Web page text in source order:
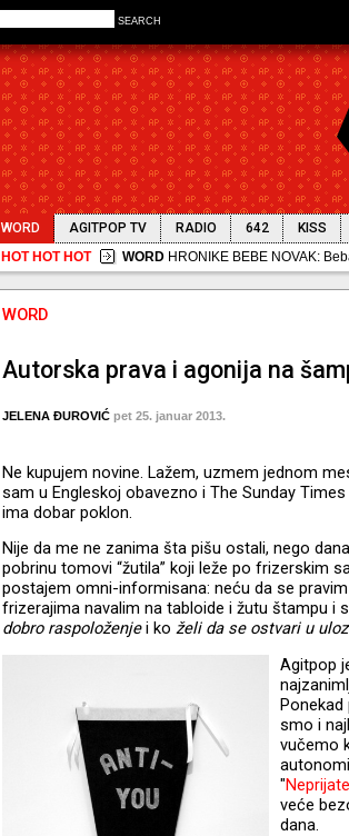
SEARCH
WORD AGITPOP TV RADIO 642 KISS
HOT HOT HOT
WORDHRONIKE BEBE NOVAK:
WORD
Autorska prava i agonija na
JELENA ĐUROVIĆpet 25. januar 2013.
Ne kupujem novine. Lažem, uzmem jednom
sam u Engleskoj obavezno i The Sunday
ima dobar poklon.
Nije da me ne zanima šta pišu ostali, nego
pobrinu tomovi “žutila” koji leže po frizerskim
postajem omni-informisana: neću da se
frizerajima navalim na tabloide i žutu štampu i
dobro raspoloženjei ko želi da se ostvari u
Agitpop
Ponekad
smo i
vučemo
"
veće
dana.